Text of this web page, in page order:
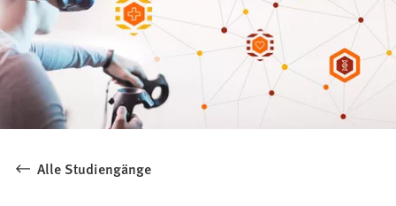
Bewerbung
Alle Studiengänge